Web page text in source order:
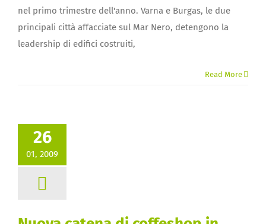
nel primo trimestre dell'anno. Varna e Burgas, le due
principali città affacciate sul Mar Nero, detengono la
leadership di edifici costruiti,
Read More
26
01, 2009